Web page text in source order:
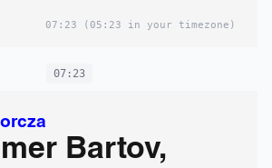
07:23 (05:23 in your timezone)
07:23
Bartov,